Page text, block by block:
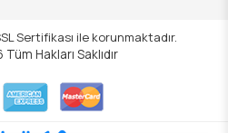
Sertifikası ile korunmaktadır.
Tüm Hakları Saklıdır